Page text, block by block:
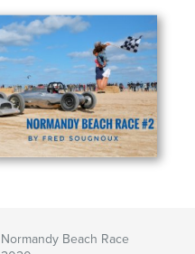
Normandy Beach Race